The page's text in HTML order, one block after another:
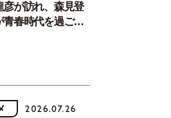
彦が訪れ、森見登
青春時代を過ごし
2026.07.26